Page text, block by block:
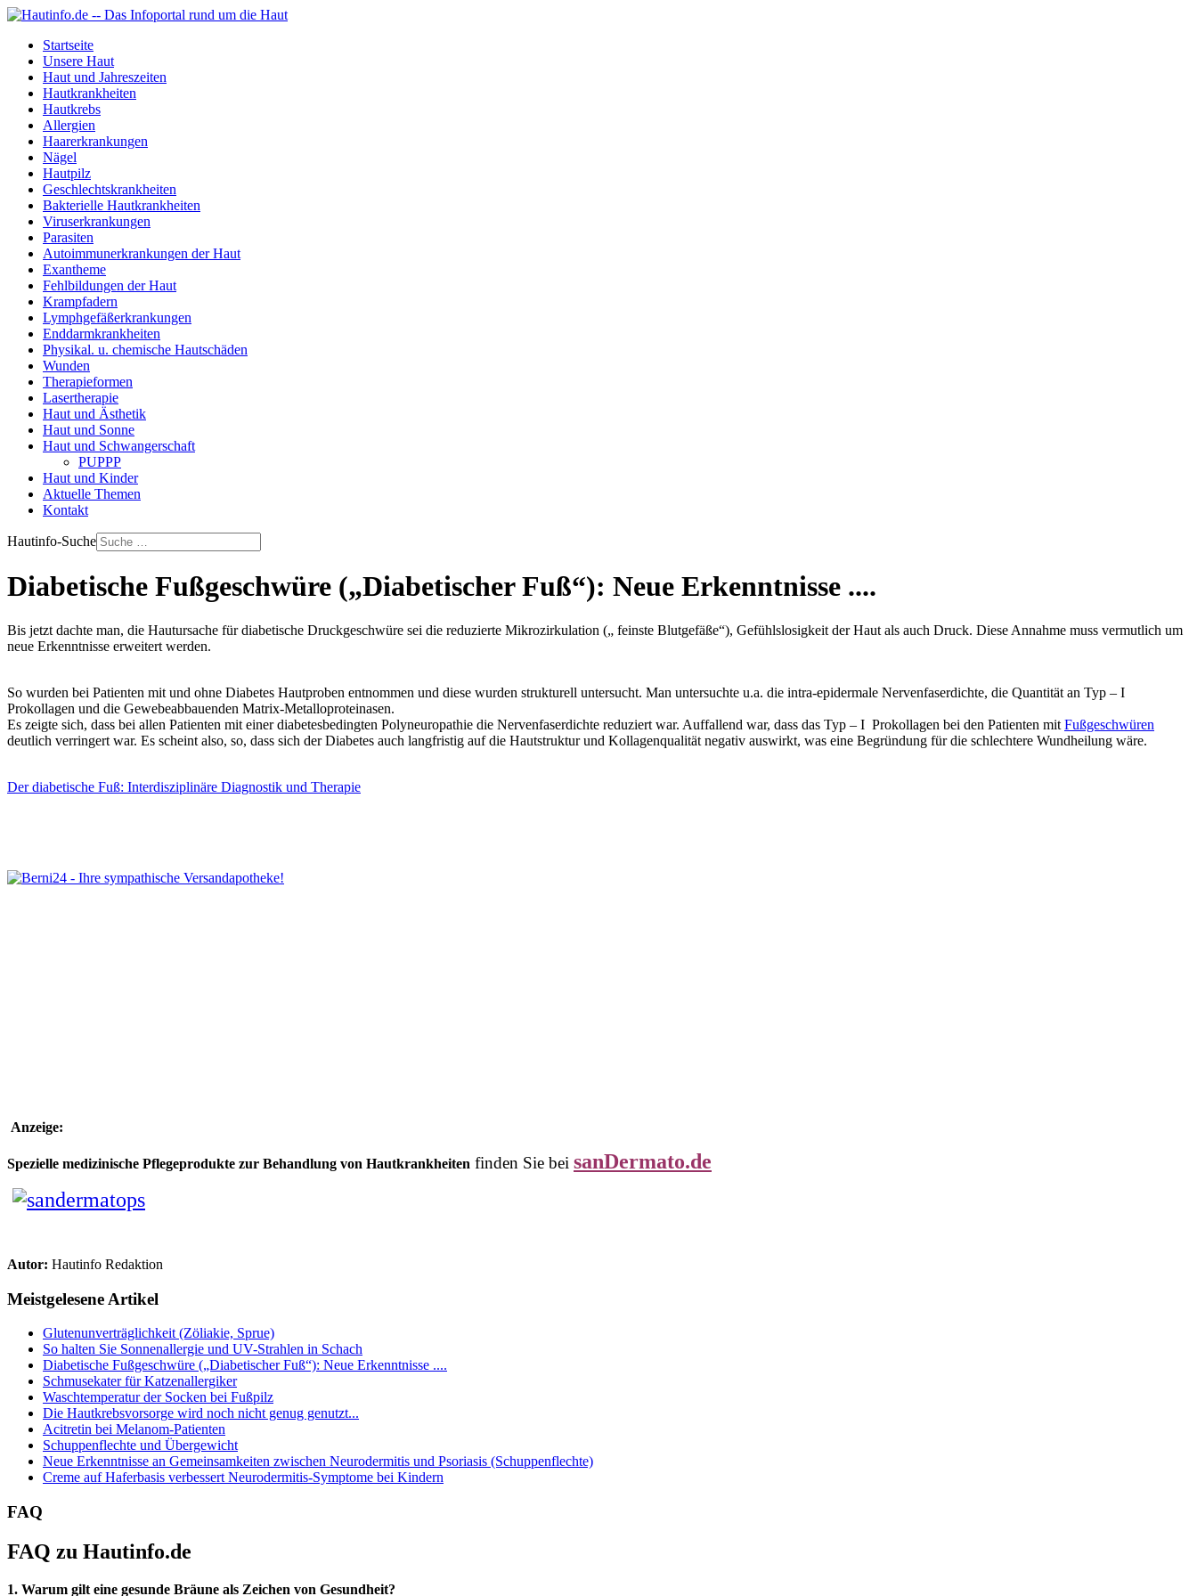
Startseite
Unsere Haut
Haut und Jahreszeiten
Hautkrankheiten
Hautkrebs
Allergien
Haarerkrankungen
Nägel
Hautpilz
Geschlechtskrankheiten
Bakterielle Hautkrankheiten
Viruserkrankungen
Parasiten
Autoimmunerkrankungen der Haut
Exantheme
Fehlbildungen der Haut
Krampfadern
Lymphgefäßerkrankungen
Enddarmkrankheiten
Physikal. u. chemische Hautschäden
Wunden
Therapieformen
Lasertherapie
Haut und Ästhetik
Haut und Sonne
Haut und Schwangerschaft
PUPPP
Haut und Kinder
Aktuelle Themen
Kontakt
Hautinfo-Suche
Diabetische Fußgeschwüre („Diabetischer Fuß“): Neue Erkenntnisse ....
Bis jetzt dachte man, die Hautursache für diabetische Druckgeschwüre sei die reduzierte Mikrozirkulation („ feinste Blutgefäße“), Gefühlslosigkeit der Haut als auch Druck. Diese Annahme muss vermutlich um
neue Erkenntnisse erweitert werden.
So wurden bei Patienten mit und ohne Diabetes Hautproben entnommen und diese wurden strukturell untersucht. Man untersuchte u.a. die intra-epidermale Nervenfaserdichte, die Quantität an Typ – I
Prokollagen und die Gewebeabbauenden Matrix-Metalloproteinasen.
Es zeigte sich, dass bei allen Patienten mit einer diabetesbedingten Polyneuropathie die Nervenfaserdichte reduziert war. Auffallend war, dass das Typ – I Prokollagen bei den Patienten mit Fußgeschwüren
deutlich verringert war. Es scheint also, so, dass sich der Diabetes auch langfristig auf die Hautstruktur und Kollagenqualität negativ auswirkt, was eine Begründung für die schlechtere Wundheilung wäre.
Der diabetische Fuß: Interdisziplinäre Diagnostik und Therapie
Anzeige:
Spezielle medizinische Pflegeprodukte zur Behandlung von Hautkrankheiten finden Sie bei sanDermato.de
Autor: Hautinfo Redaktion
Meistgelesene Artikel
Glutenunverträglichkeit (Zöliakie, Sprue)
So halten Sie Sonnenallergie und UV-Strahlen in Schach
Diabetische Fußgeschwüre („Diabetischer Fuß“): Neue Erkenntnisse ....
Schmusekater für Katzenallergiker
Waschtemperatur der Socken bei Fußpilz
Die Hautkrebsvorsorge wird noch nicht genug genutzt...
Acitretin bei Melanom-Patienten
Schuppenflechte und Übergewicht
Neue Erkenntnisse an Gemeinsamkeiten zwischen Neurodermitis und Psoriasis (Schuppenflechte)
Creme auf Haferbasis verbessert Neurodermitis-Symptome bei Kindern
FAQ
FAQ zu Hautinfo.de
1. Warum gilt eine gesunde Bräune als Zeichen von Gesundheit?